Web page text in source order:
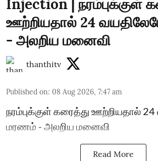
Injection | நரம்புக்குள்
ஊற்றியதால் 24
- அலறிய மனைவி
thanthitv
Published on: 08 Aug 2026, 7:47 am
நரம்புக்குள் கரைத்து ஊற்றியதால்
மரணம் - அலறிய மனைவி
Read More